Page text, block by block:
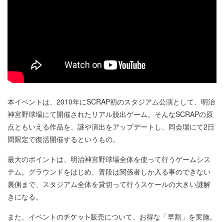
本イベントは、2010年にSCRAP初のスタジアム公演として、明治
神宮野球場にて開催されたリアル脱出ゲーム。そんなSCRAPの原
点ともいえる作品を、謎や演出をアップデートし、同会場にて2日
間限定で復活開催するというもの。
最大のポイントは、明治神宮野球場全体を使って行うゲームシス
テム。グラウンドをはじめ、普段は関係者しか入る事のできない
裏側まで、スタジアム全体を貸切って行うスケールの大きい謎解
きになる。
また、イベントの
販売について、お得な「早割」を実施。